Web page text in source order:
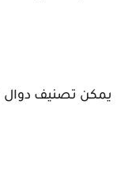
يمكن تصنيف دوال